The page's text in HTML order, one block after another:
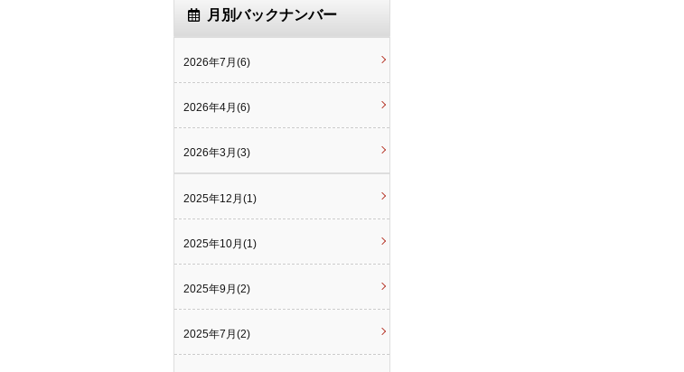
月別バックナンバー
2026年7月(6)
2026年4月(6)
2026年3月(3)
2025年12月(1)
2025年10月(1)
2025年9月(2)
2025年7月(2)